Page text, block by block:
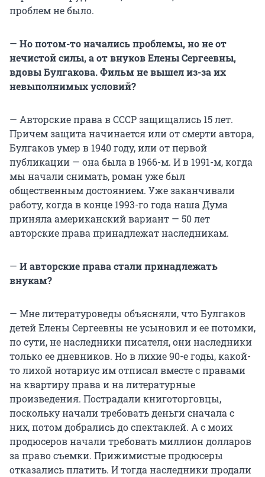
проблем не было.
— Но потом-то начались проблемы, но не от
нечистой силы, а от внуков Елены Сергеевны,
вдовы Булгакова. Фильм не вышел из-за их
невыполнимых условий?
— Авторские права в СССР защищались 15 лет.
Причем защита начинается или от смерти автора,
Булгаков умер в 1940 году, или от первой
публикации — она была в 1966-м. И в 1991-м, когда
мы начали снимать, роман уже был
общественным достоянием. Уже заканчивали
работу, когда в конце 1993-го года наша Дума
приняла американский вариант — 50 лет
авторские права принадлежат наследникам.
— И авторские права стали принадлежать
внукам?
— Мне литературоведы объясняли, что Булгаков
детей Елены Сергеевны не усыновил и ее потомки,
по сути, не наследники писателя, они наследники
только ее дневников. Но в лихие 90-е годы, какой-
то лихой нотариус им отписал вместе с правами
на квартиру права и на литературные
произведения. Пострадали книготорговцы,
поскольку начали требовать деньги сначала с
них, потом добрались до спектаклей. А с моих
продюсеров начали требовать миллион долларов
за право съемки. Прижимистые продюсеры
отказались платить. И тогда наследники продали